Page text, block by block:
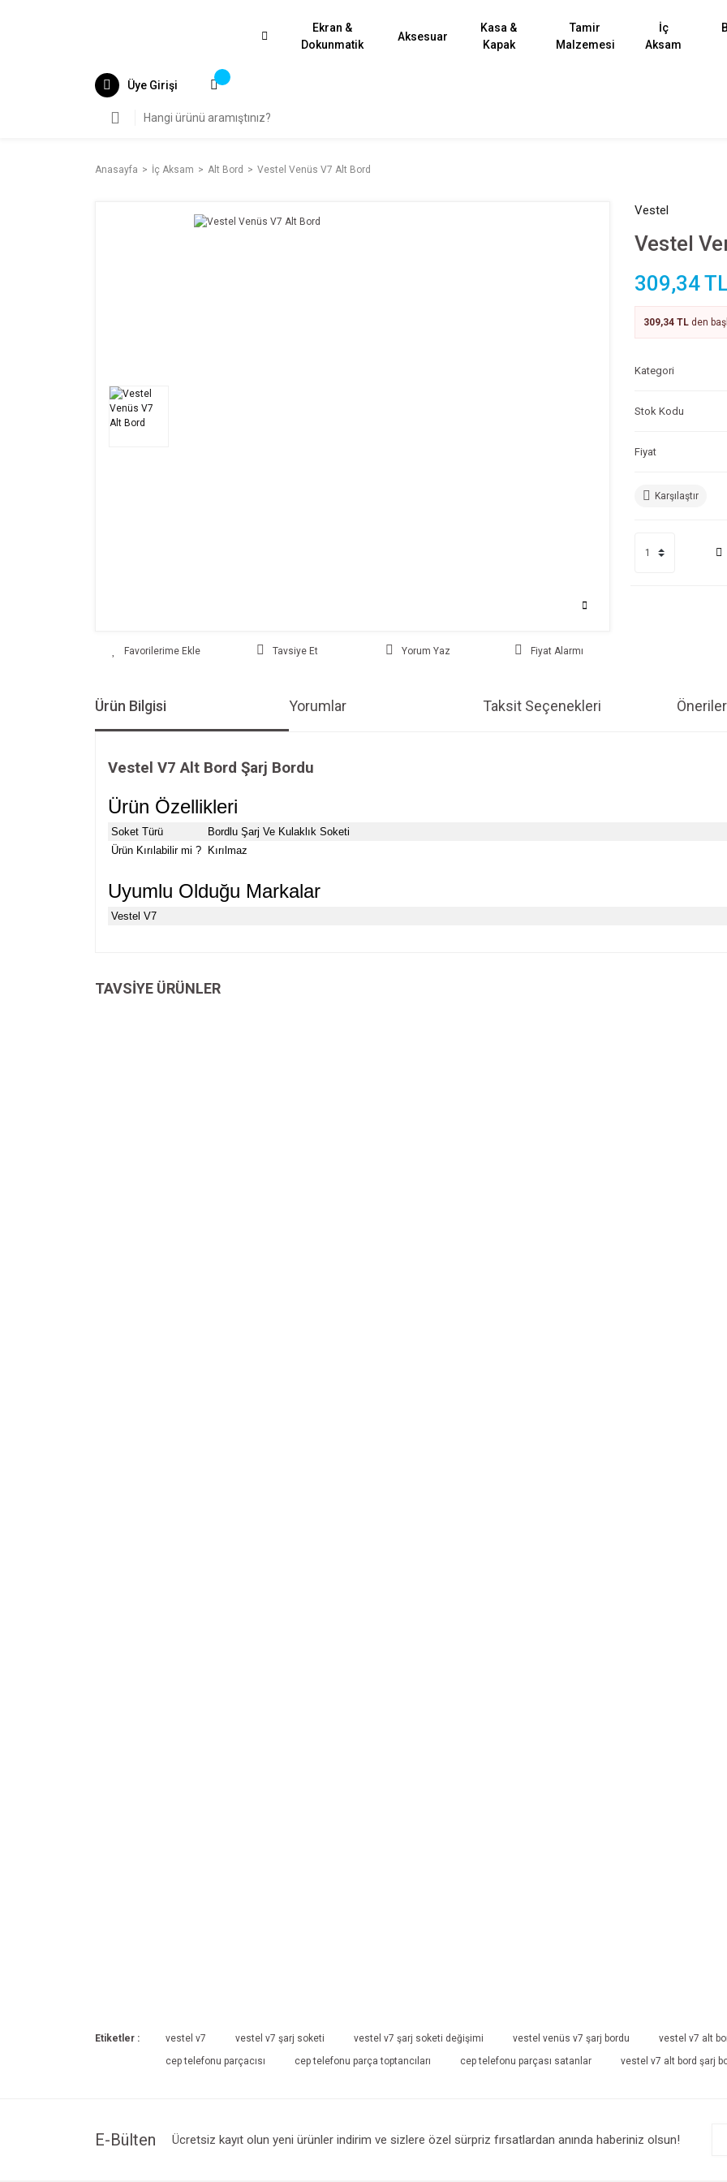
Ekran &
Dokunmatik
Aksesuar
Kasa &
Kapak
Tamir
Malzemesi
İç
Aksam
Üye Girişi
Anasayfa İç Aksam Alt Bord Vestel Venüs V7 Alt Bord
Tavsiye Et Yorum Yaz Fiyat Alarmı
Vestel
Vestel
309,34
309,34 TL den
Kategori
Stok Kodu
Fiyat
Karşılaştır
Ürün Bilgisi Yorumlar Taksit Seçenekleri
Vestel V7 Alt Bord Şarj Bordu
Ürün Özellikleri
Soket Türü
Bordlu Şarj Ve Kulaklık Soketi
Ürün Kırılabilir mi ? Kırılmaz
Uyumlu Olduğu Markalar
Vestel V7
Ürün resmi kalitesiz, bozuk veya görüntülenemiyor.
TAVSİYE ÜRÜNLER
Etiketler : vestel v7 vestel v7 şarj soketi vestel v7 şarj soketi değişimi vestel venüs v7 şarj bordu vestel v7 alt
cep telefonu parçacısı
cep telefonu parça toptancıları cep telefonu parçası satanlar vestel v7 alt bord şarj
E-Bülten Ücretsiz kayıt olun yeni ürünler indirim ve sizlere özel sürpriz fırsatlardan anında haberiniz olsun!